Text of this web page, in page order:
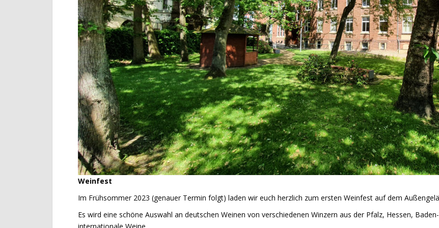
Weinfest
Im Frühsommer 2023 (genauer Termin folgt) laden wir euch herzlich zum ersten Weinfest auf dem
Es wird eine schöne Auswahl an deutschen Weinen von verschiedenen Winzern aus der Pfalz, Hessen,